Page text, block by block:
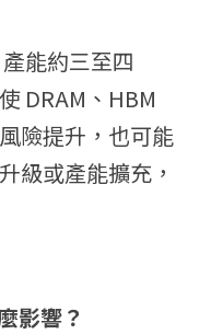
能約三至四
DRAM、HBM
險提升，也可能
級或產能擴充，
影響？